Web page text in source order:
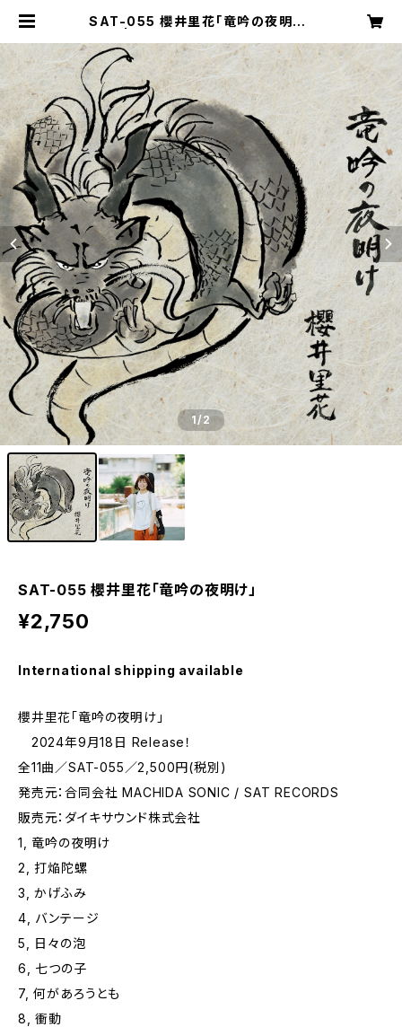
SAT-055 櫻井里花「竜吟の夜明け」
1/2
SAT-055 櫻井里花「竜吟の夜明け」
¥2,750
International shipping available
櫻井里花「竜吟の夜明け」
2024年9月18日 Release！
全11曲／SAT-055／2,500円(税別)
発売元：合同会社 MACHIDA SONIC / SAT RECORDS
販売元：ダイキサウンド株式会社
1, 竜吟の夜明け
2, 打焔陀螺
3, かげふみ
4, バンテージ
5, 日々の泡
6, 七つの子
7, 何があろうとも
8, 衝動